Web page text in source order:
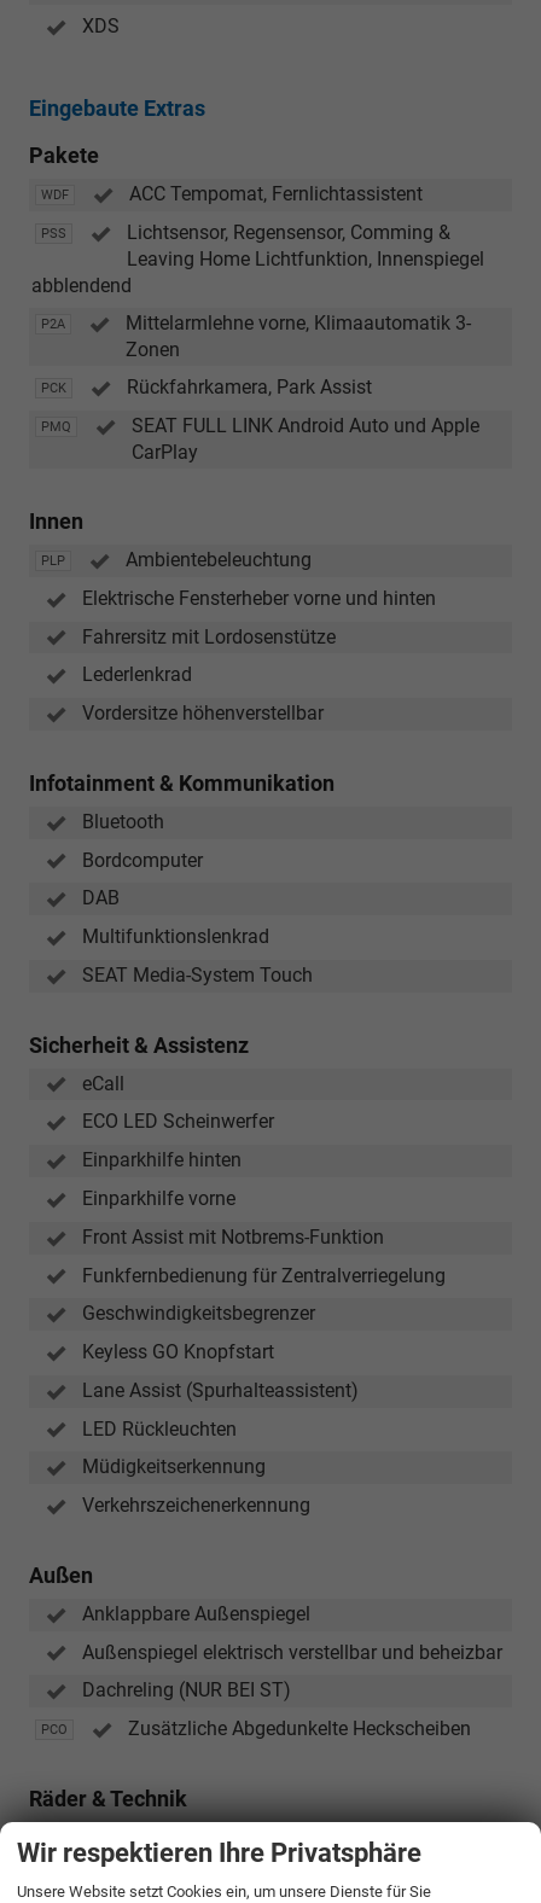
XDS
Eingebaute Extras
Pakete
WDF ACC Tempomat, Fernlichtassistent
PSS
Lichtsensor, Regensensor, Comming &
Leaving Home Lichtfunktion, Innenspiegel
abblendend
P2A
Mittelarmlehne vorne, Klimaautomatik 3-
Zonen
PCK Rückfahrkamera, Park Assist
PMQ
SEAT FULL LINK Android Auto und Apple
CarPlay
Innen
PLP
Ambientebeleuchtung
Elektrische Fensterheber vorne und hinten
Fahrersitz mit Lordosenstütze
Lederlenkrad
Vordersitze höhenverstellbar
Infotainment & Kommunikation
Bluetooth
Bordcomputer
DAB
Multifunktionslenkrad
SEAT Media-System Touch
Sicherheit & Assistenz
eCall
ECO LED Scheinwerfer
Einparkhilfe hinten
Einparkhilfe vorne
Front Assist mit Notbrems-Funktion
Funkfernbedienung für Zentralverriegelung
Geschwindigkeitsbegrenzer
Keyless GO Knopfstart
Lane Assist (Spurhalteassistent)
LED Rückleuchten
Müdigkeitserkennung
Verkehrszeichenerkennung
Außen
Anklappbare Außenspiegel
Außenspiegel elektrisch verstellbar und beheizbar
Dachreling (NUR BEI ST)
PCO Zusätzliche Abgedunkelte Heckscheiben
Räder & Technik
16 Zoll Leichtmetallfelgen
Wir respektieren Ihre Privatsphäre
Unsere Website setzt Cookies ein, um unsere Dienste für Sie